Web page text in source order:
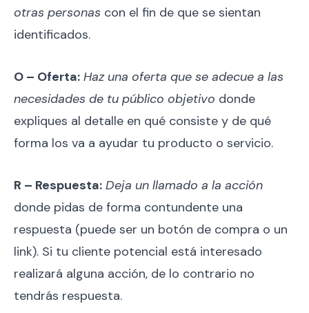
otras personas con el fin de que se sientan
identificados.
O – Oferta: Haz una oferta que se adecue a las
necesidades de tu público objetivo donde
expliques al detalle en qué consiste y de qué
forma los va a ayudar tu producto o servicio.
R – Respuesta: Deja un llamado a la acción
donde pidas de forma contundente una
respuesta (puede ser un botón de compra o un
link). Si tu cliente potencial está interesado
realizará alguna acción, de lo contrario no
tendrás respuesta.